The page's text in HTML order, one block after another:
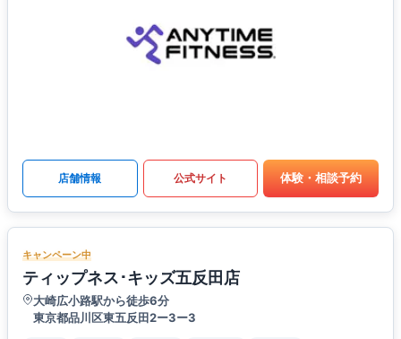
店舗情報 公式サイト 体験・相談予約
キャンペーン中
ティップネス･キッズ五反田店
大崎広小路駅から徒歩6分
東京都品川区東五反田2ー3ー3